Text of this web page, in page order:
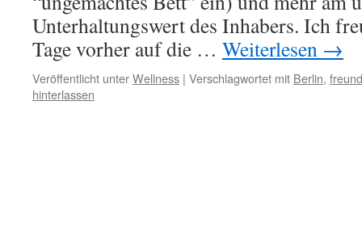
Unterhaltungswert des Inhabers. Ich
Tage vorher auf die … Weiterlesen →
Veröffentlicht unterWellness | Verschlagwortet mit Berlin,
hinterlassen